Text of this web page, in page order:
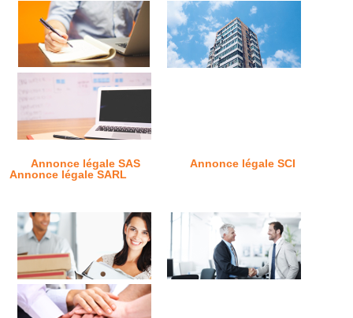
Annonce légale SAS
Annonce légale SCI
Annonce légale SARL